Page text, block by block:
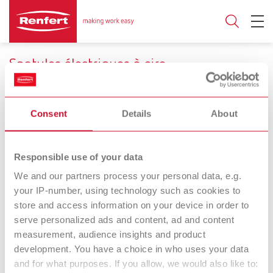
Consent Details About
Responsible use of your data
We and our partners process your personal data, e.g.
your IP-number, using technology such as cookies to
store and access information on your device in order to
serve personalized ads and content, ad and content
measurement, audience insights and product
development. You have a choice in who uses your data
and for what purposes. If you allow, we would also like to:
Spatules électriques à cire
Un modelage plus sûr. Et deux fois plus rapide.
Waxlectric I
Spatule électrique à cire
Waxlectric II
Spatule électrique à cire
Waxlectric light I Waxlectric light II